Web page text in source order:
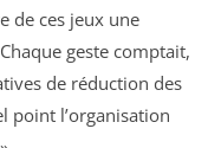
de ces jeux une
geste comptait,
de réduction des
point l’organisation